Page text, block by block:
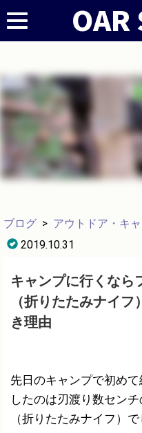
ブログ > アウトドア・キ
2019.10.31
キャンプに行くなら
（折りたたみナイ
き理由
先日のキャンプで初め
したのは刃渡り数セン
（折りたたみナイフ）で